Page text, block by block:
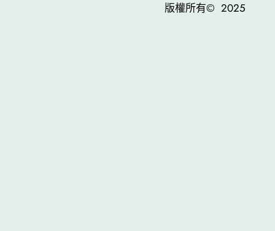
版權所有© 2025